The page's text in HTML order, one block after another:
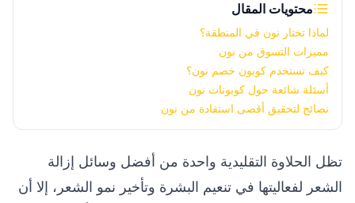
محتويات المقال
لماذا تختار نون في المنطقة؟
مميزات التسوق من نون
كيف تستخدم كوبون خصم نون؟
أسئلة شائعة حول كوبونات نون
نصائح لتحقيق أقصى استفادة من نون
تظل الحلاوة التقليدية واحدة من أفضل وسائل إزالة
الشعر لفعاليتها في تنعيم البشرة وتأخير نمو الشعر، إلا أن